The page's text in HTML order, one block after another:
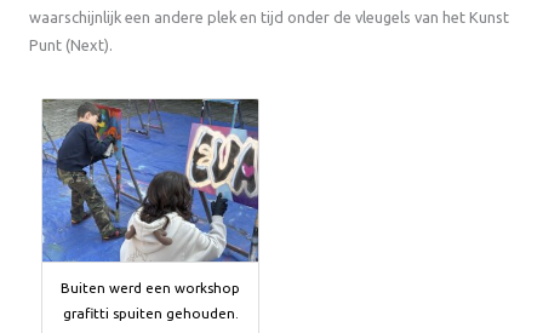
waarschijnlijk een andere plek en tijd onder de vleugels van het Kunst
Punt (Next).
Buiten werd een workshop
grafitti spuiten gehouden.